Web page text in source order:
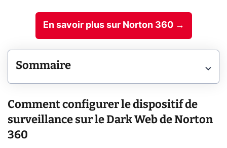
En savoir plus sur Norton 360 →
Sommaire
Comment configurer le dispositif de
surveillance sur le Dark Web de Norton
360